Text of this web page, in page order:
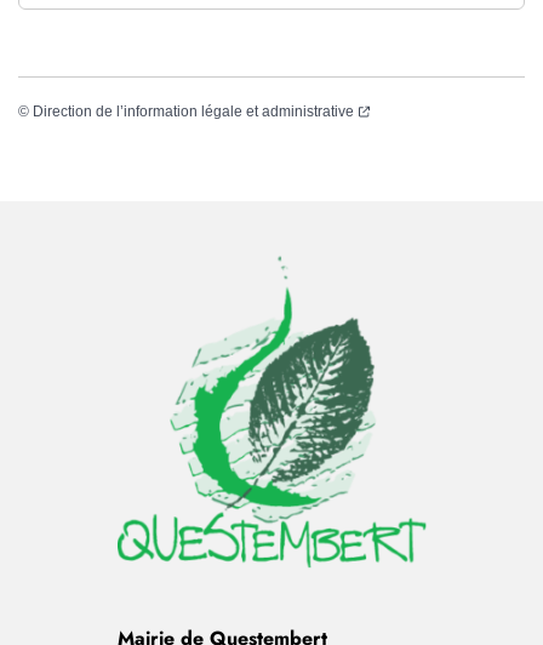
© Direction de l’information légale et administrative (nouvelle fenêtre)
Mairie de Questembert